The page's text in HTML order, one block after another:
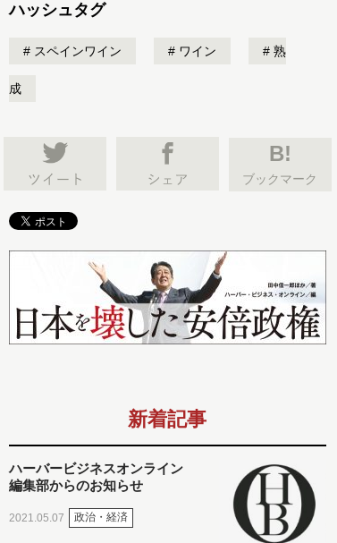
ハッシュタグ
スペインワイン ワイン 熟
成
B!
ブックマーク
新着記事
ハーバービジネスオンライン
編集部からのお知らせ
2021.05.07 政治・経済